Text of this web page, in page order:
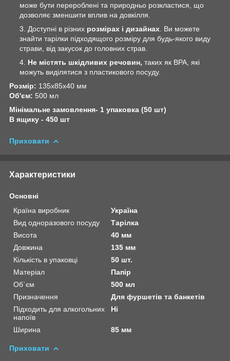
може бути перероблені та природньо розкластися, що
дозволяє зменшити вплив на довкілля.
Доступні в різних розмірах і дизайнах . Ви можете
знайти тарілки підходящого розміру для будь-якого виду
страви, від закусок до головних страв.
Не містять шкідливих речовин, таких як BPA, які
можуть виділятися з пластикового посуду.
Розмір: 135х85х40 мм
Об'єм: 500 мл
Мінімальне замовлення- 1 упаковка (50 шт)
В ящику - 450 шт
Приховати
Характеристики
Основні
Країна виробник
Україна
Вид одноразового посуду
Тарілка
Висота
40 мм
Довжина
135 мм
Кількість в упаковці
50 шт.
Матеріал
Папір
Об`єм
500 мл
Призначення
Для фуршетів та банкетів
Підходить для алкогольних
напоїв
Ні
Ширина 85 мм
Приховати